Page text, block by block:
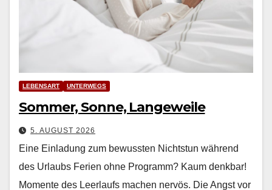
LEBENSART UNTERWEGS
Sommer, Sonne, Langeweile
5. AUGUST 2026
Eine Einladung zum bewussten Nichtstun während
des Urlaubs Ferien ohne Pro­gramm? Kaum denkbar!
Momente des Leer­laufs machen nervös. Die Angst vor